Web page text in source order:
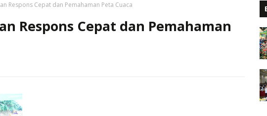
Respons Cepat dan Pemahaman Peta Cuaca
Respons Cepat dan Pemahaman